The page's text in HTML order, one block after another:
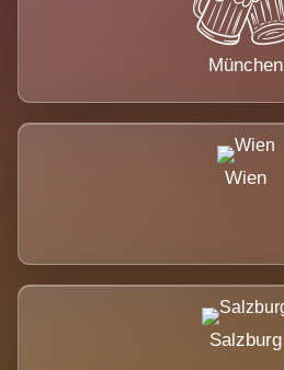
München
Wien
Salzburg